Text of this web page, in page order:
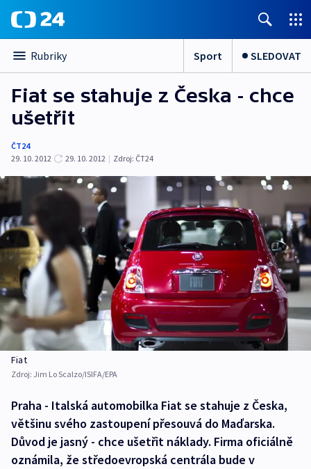
Rubriky Sport SLEDOVAT
Fiat se stahuje z Česka - chce
ušetřit
ČT24
29. 10. 2012
29. 10. 2012 | Zdroj: ČT24
Fiat
Zdroj: Jim Lo Scalzo/ISIFA/EPA
Praha - Italská automobilka Fiat se stahuje z Česka,
většinu svého zastoupení přesouvá do Maďarska.
Důvod je jasný - chce ušetřit náklady. Firma oficiálně
oznámila, že středoevropská centrála bude v